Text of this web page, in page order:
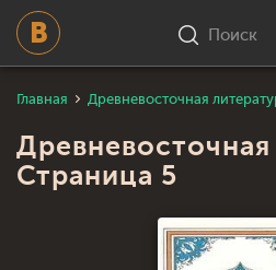
Поиск
Главная Древневосточная
Древневосточная
Страница 5